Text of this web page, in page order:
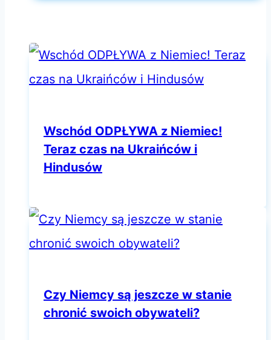
Wschód ODPŁYWA z Niemiec!
Teraz czas na Ukraińców i
Hindusów
Czy Niemcy są jeszcze w stanie
chronić swoich obywateli?